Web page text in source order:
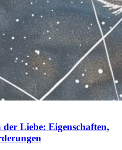
Liebe: Eigenschaften,